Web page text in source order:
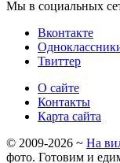
Мы в социальных
Вконтакте
Твиттер
О сайте
Контакты
Карта сайта
© 2009-2026 ~ На
фото. Готовим и